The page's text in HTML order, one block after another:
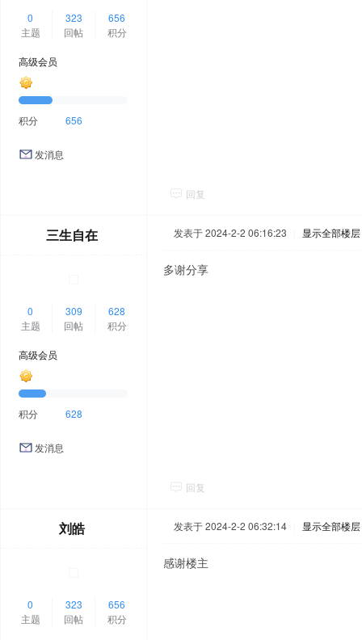
0
主题
323
回帖
656
积分
高级会员
积分 656
发消息
回复
三生自在
0
主题
309
回帖
628
积分
高级会员
积分 628
发消息
发表于 2024-2-2 06:16:23 显示全部楼层
多谢分享
回复
刘皓
0
主题
323
回帖
656
积分
发表于 2024-2-2 06:32:14 显示全部楼层
感谢楼主